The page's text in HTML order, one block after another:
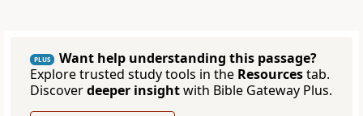
PLUS
Want help understanding this passage?
Explore trusted study tools in the Resourcestab.
Discoverdeeper insightwith Bible Gateway Plus.